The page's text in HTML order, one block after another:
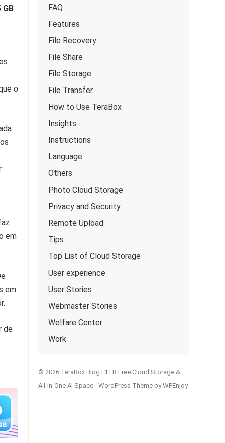
GB
o
em
em
de
FAQ
Features
File Recovery
File Share
File Storage
File Transfer
How to Use TeraBox
Insights
Instructions
Language
Others
Photo Cloud Storage
Privacy and Security
Remote Upload
Tips
Top List of Cloud Storage
User experience
User Stories
Webmaster Stories
Welfare Center
Work
© 2026 TeraBox Blog | 1TB Free Cloud Storage &
All-in-One AI Space - WordPress Theme byWPEnjoy